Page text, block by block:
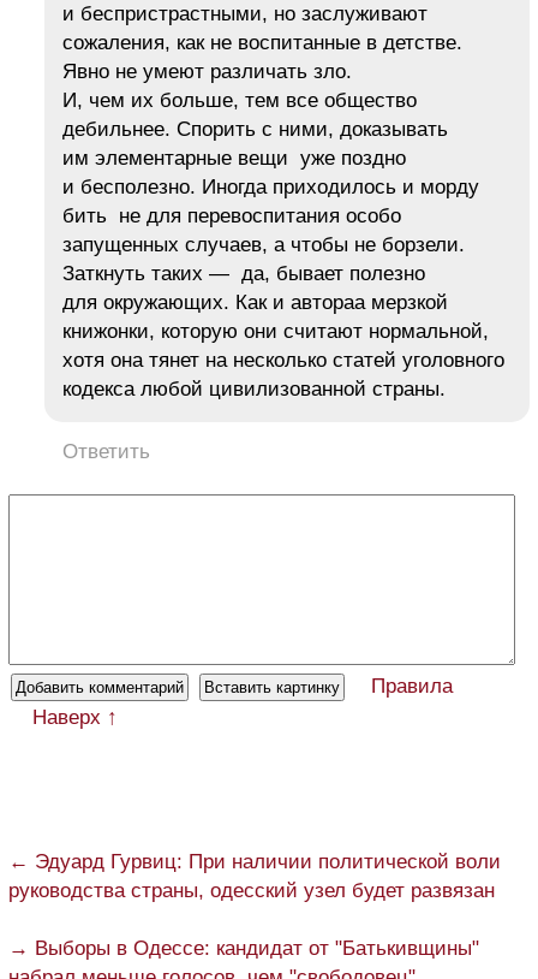
и беспристрастными, но заслуживают
сожаления, как не воспитанные в детстве.
Явно не умеют различать зло.
И, чем их больше, тем все общество
дебильнее. Спорить с ними, доказывать
им элементарные вещи уже поздно
и бесполезно. Иногда приходилось и морду
бить не для перевоспитания особо
запущенных случаев, а чтобы не борзели.
Заткнуть таких — да, бывает полезно
для окружающих. Как и автораа мерзкой
книжонки, которую они считают нормальной,
хотя она тянет на несколько статей уголовного
кодекса любой цивилизованной страны.
Ответить
Правила
Наверх ↑
← Эдуард Гурвиц: При наличии политической воли
руководства страны, одесский узел будет развязан
→ Выборы в Одессе: кандидат от "Батькивщины"